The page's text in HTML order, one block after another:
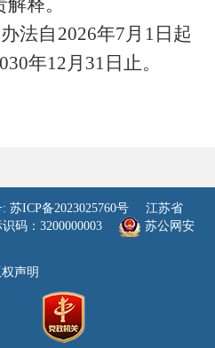
法自 2026年7 月 1 日起
年12 月 31 日止。
苏ICP备2023025760号
江苏省
码：3200000003
苏公网安
声明